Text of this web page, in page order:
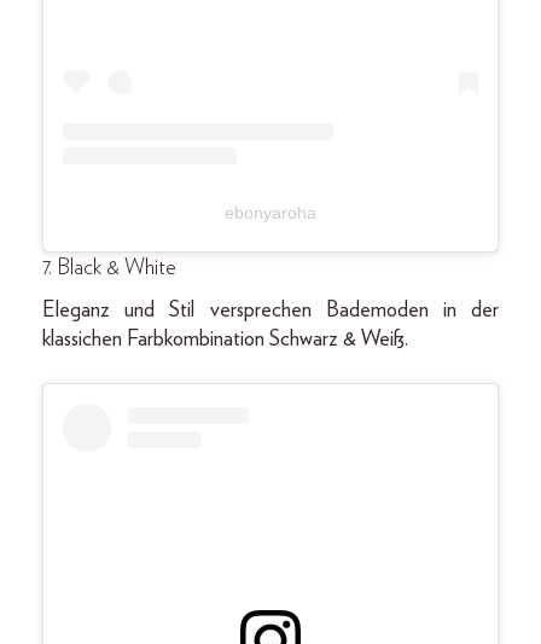
ebonyaroha
7. Black & White
Eleganz und Stil versprechen Bademoden in der
klassichen Farbkombination Schwarz & Weiß.